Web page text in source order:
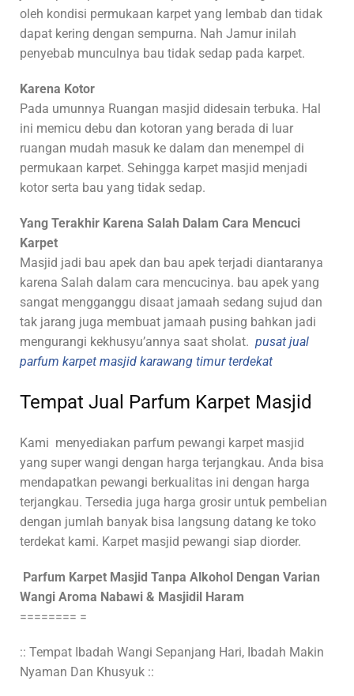
oleh kondisi permukaan karpet yang lembab dan tidak
dapat kering dengan sempurna. Nah Jamur inilah
penyebab munculnya bau tidak sedap pada karpet.
Karena Kotor
Pada umunnya Ruangan masjid didesain terbuka. Hal
ini memicu debu dan kotoran yang berada di luar
ruangan mudah masuk ke dalam dan menempel di
permukaan karpet. Sehingga karpet masjid menjadi
kotor serta bau yang tidak sedap.
Yang Terakhir Karena Salah Dalam Cara Mencuci
Karpet
Masjid jadi bau apek dan bau apek terjadi diantaranya
karena Salah dalam cara mencucinya. bau apek yang
sangat mengganggu disaat jamaah sedang sujud dan
tak jarang juga membuat jamaah pusing bahkan jadi
mengurangi kekhusyu’annya saat sholat. pusat jual
parfum karpet masjid karawang timur terdekat
Tempat Jual Parfum Karpet Masjid
Kami menyediakan parfum pewangi karpet masjid
yang super wangi dengan harga terjangkau. Anda bisa
mendapatkan pewangi berkualitas ini dengan harga
terjangkau. Tersedia juga harga grosir untuk pembelian
dengan jumlah banyak bisa langsung datang ke toko
terdekat kami. Karpet masjid pewangi siap diorder.
Parfum Karpet Masjid Tanpa Alkohol Dengan Varian
Wangi Aroma Nabawi & Masjidil Haram
======== =
:: Tempat Ibadah Wangi Sepanjang Hari, Ibadah Makin
Nyaman Dan Khusyuk ::